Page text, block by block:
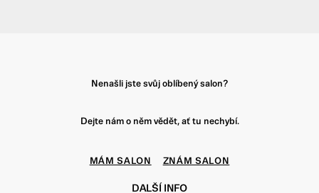
Nenašli jste svůj oblíbený salon?
Dejte nám o něm vědět, ať tu nechybí.
MÁM SALON ZNÁM SALON
DALŠÍ INFO